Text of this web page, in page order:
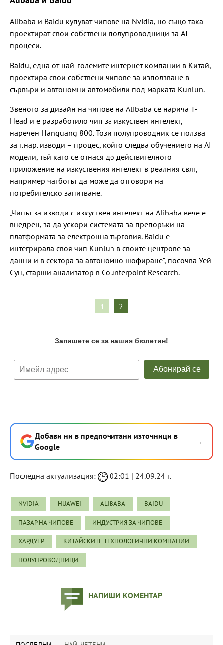
Alibaba и Baidu купуват чипове на Nvidia, но също така
проектират свои собствени полупроводници за AI
процеси.
Baidu, една от най-големите интернет компании в Китай,
проектира свои собствени чипове за използване в
сървъри и автономни автомобили под марката Kunlun.
Звеното за дизайн на чипове на Alibaba се нарича T-
Head и е разработило чип за изкуствен интелект,
наречен Hanguang 800. Този полупроводник се ползва
за т.нар. изводи – процес, който следва обучението на AI
модели, тъй като се отнася до действителното
приложение на изкуствения интелект в реалния свят,
например чатботът да може да отговори на
потребителско запитване.
„Чипът за изводи с изкуствен интелект на Alibaba вече е
внедрен, за да ускори системата за препоръки на
платформата за електронна търговия. Baidu е
интегрирала своя чип Kunlun в своите центрове за
данни и в сектора за автономно шофиране“, посочва Уей
Сун, старши анализатор в Counterpoint Research.
1 2
Добави ни в предпочитани източници в
Google
→
Последна актуализация: 02:01 | 24.09.24 г.
NVIDIA HUAWEI ALIBABA BAIDU
ПАЗАР НА ЧИПОВЕ ИНДУСТРИЯ ЗА ЧИПОВЕ
ХАРДУЕР КИТАЙСКИТЕ ТЕХНОЛОГИЧНИ КОМПАНИИ
ПОЛУПРОВОДНИЦИ
НАПИШИ КОМЕНТАР